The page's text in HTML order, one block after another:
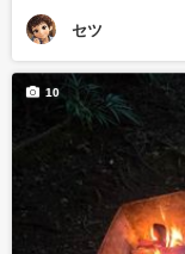
セツ
10